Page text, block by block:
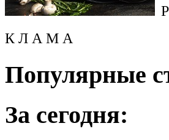
К Л А М А
Популярные
За сегодня: